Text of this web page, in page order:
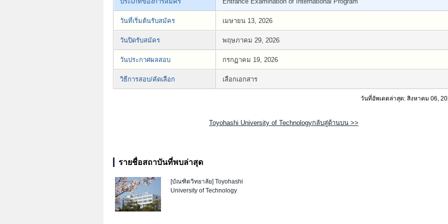
วันที่เริ่มต้นรับสมัคร เมษายน 13, 2026
วันปิดรับสมัคร พฤษภาคม 29, 2026
วันประกาศผลสอบ กรกฏาคม 19, 2026
วิธีการสอบ/คัดเลือก เลือกเอกสาร
วันที่อัพเดตล่าสุด: สิงหาคม 06,
Toyohashi University of Technologyกลับสู่ด้านบน >>
รายชื่อสถาบันที่พบล่าสุด
[บัณฑิตวิทยาลัย] Toyohashi
University of Technology